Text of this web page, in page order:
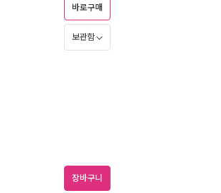
바로구매
보관함
장바구니